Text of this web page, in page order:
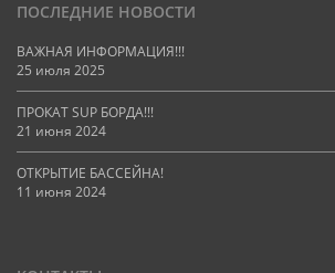
ПОСЛЕДНИЕ НОВОСТИ
ВАЖНАЯ ИНФОРМАЦИЯ!!!
25 июля 2025
ПРОКАТ SUP БОРДА!!!
21 июня 2024
ОТКРЫТИЕ БАССЕЙНА!
11 июня 2024